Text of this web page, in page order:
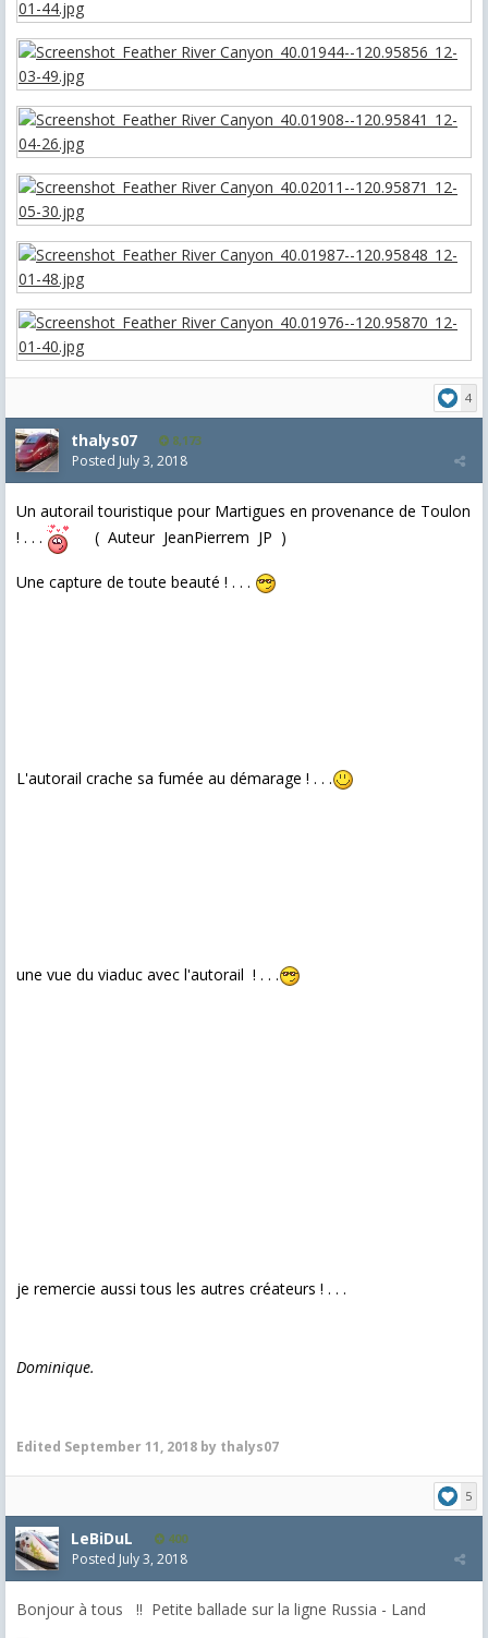
4
thalys07 8,173
Posted July 3, 2018
Un autorail touristique pour Martigues en provenance de Toulon
! . . .
( Auteur JeanPierrem JP )
Une capture de toute beauté ! . . .
L'autorail crache sa fumée au démarage ! . . .
une vue du viaduc avec l'autorail ! . . .
je remercie aussi tous les autres créateurs ! . . .
Dominique.
Edited September 11, 2018 by thalys07
5
LeBiDuL 400
Posted July 3, 2018
Bonjour à tous !! Petite ballade sur la ligne Russia - Land